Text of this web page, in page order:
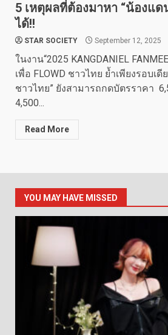
5 เหตุผลที่ต้องมาหา “น้องแ
ได้!!
STAR SOCIETY September 12, 2025
ในงาน“2025 KANGDANIEL
เพื่อ FLOWD ชาวไทย ย้ำเพียงรอบเดี
ชาวไทย” ยังสามารถกดบัตรราคา
4,500...
Read More
YOU MAY HAVE MISSED